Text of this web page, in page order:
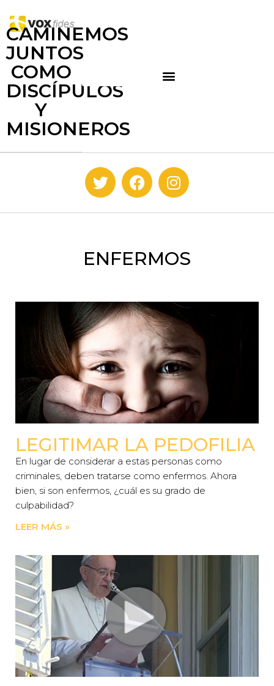
CAMINEMOS
JUNTOS
COMO
DISCÍPULOS
Y
MISIONEROS
ENFERMOS
LEGITIMAR LA PEDOFILIA
En lugar de considerar a estas personas como
criminales, deben tratarse como enfermos. Ahora
bien, si son enfermos, ¿cuál es su grado de
culpabilidad?
LEER MÁS »